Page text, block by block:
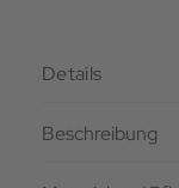
Details
Beschreibung